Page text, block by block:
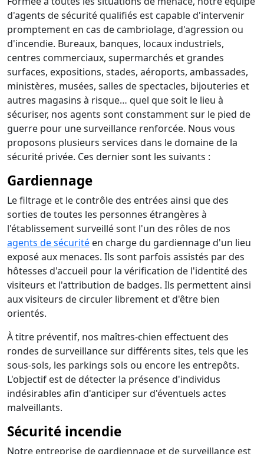
d'agents de sécurité qualifiés est capable d'intervenir
promptement en cas de cambriolage, d'agression ou
d'incendie. Bureaux, banques, locaux industriels,
centres commerciaux, supermarchés et grandes
surfaces, expositions, stades, aéroports, ambassades,
ministères, musées, salles de spectacles, bijouteries et
autres magasins à risque… quel que soit le lieu à
sécuriser, nos agents sont constamment sur le pied de
guerre pour une surveillance renforcée. Nous vous
proposons plusieurs services dans le domaine de la
sécurité privée. Ces dernier sont les suivants :
Gardiennage
Le filtrage et le contrôle des entrées ainsi que des
sorties de toutes les personnes étrangères à
l'établissement surveillé sont l'un des rôles de nos
agents de sécurité en charge du gardiennage d'un lieu
exposé aux menaces. Ils sont parfois assistés par des
hôtesses d'accueil pour la vérification de l'identité des
visiteurs et l'attribution de badges. Ils permettent ainsi
aux visiteurs de circuler librement et d'être bien
orientés.
À titre préventif, nos maîtres-chien effectuent des
rondes de surveillance sur différents sites, tels que les
sous-sols, les parkings sols ou encore les entrepôts.
L'objectif est de détecter la présence d'individus
indésirables afin d'anticiper sur d'éventuels actes
malveillants.
Sécurité incendie
Notre entreprise de gardiennage et de surveillance est